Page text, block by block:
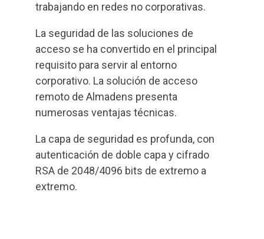
trabajando en redes no corporativas.
La seguridad de las soluciones de
acceso se ha convertido en el principal
requisito para servir al entorno
corporativo. La solución de acceso
remoto de Almadens presenta
numerosas ventajas técnicas.
La capa de seguridad es profunda, con
autenticación de doble capa y cifrado
RSA de 2048/4096 bits de extremo a
extremo.